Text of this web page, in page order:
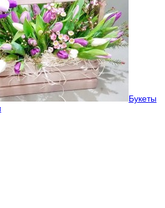
Букеты